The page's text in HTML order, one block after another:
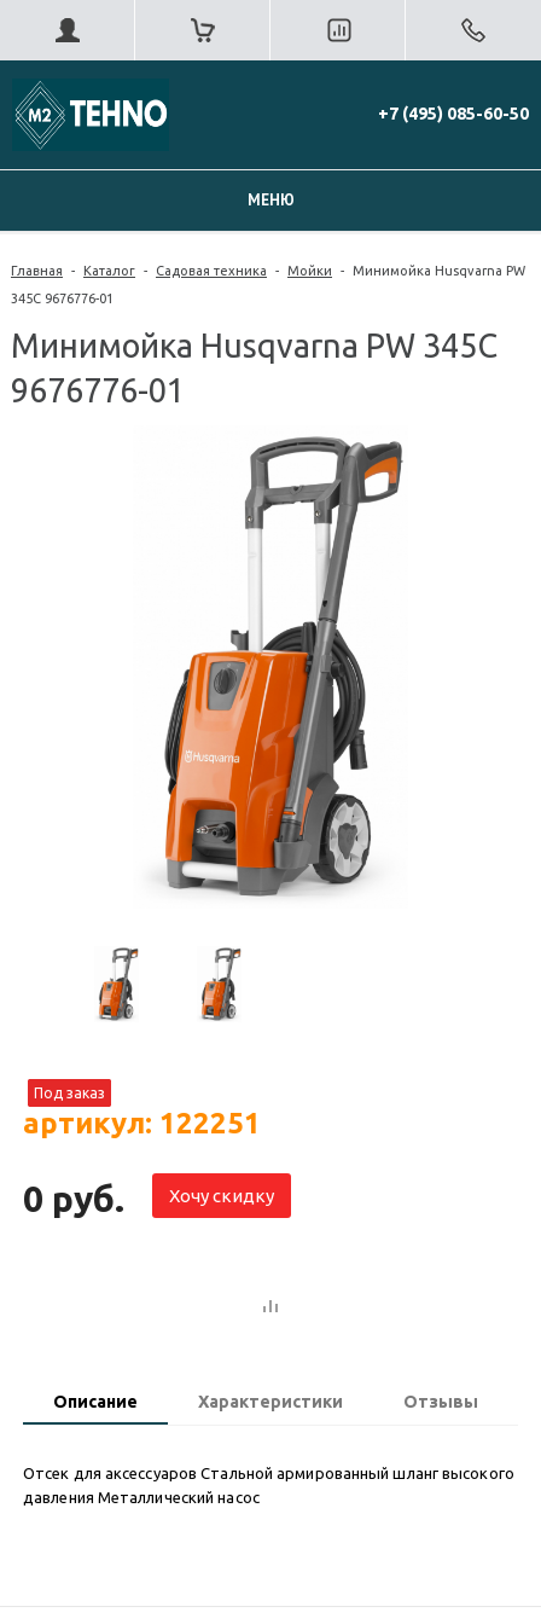
+7 (495) 085-60-50
МЕНЮ
Главная - Каталог - Садовая техника - Мойки - Минимойка Husqvarna PW
345C 9676776-01
Минимойка Husqvarna PW 345C
9676776-01
Под заказ
артикул: 122251
0 руб. Хочу скидку
Описание Характеристики Отзывы
Отсек для аксессуаров Стальной армированный шланг высокого
давления Металлический насос